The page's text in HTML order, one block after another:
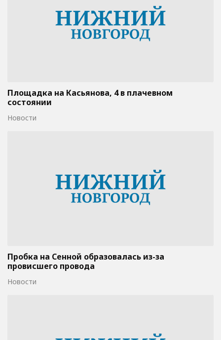
Площадка на Касьянова, 4 в плачевном
состоянии
Новости
Пробка на Сенной образовалась из-за
провисшего провода
Новости